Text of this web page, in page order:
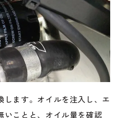
します。オイルを注入し、エ
いことと、オイル量を確認